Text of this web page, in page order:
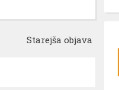
Starejša objava